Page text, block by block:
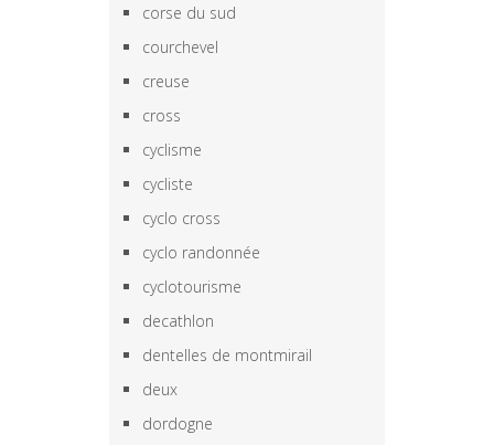
corse du sud
courchevel
creuse
cross
cyclisme
cycliste
cyclo cross
cyclo randonnée
cyclotourisme
decathlon
dentelles de montmirail
deux
dordogne